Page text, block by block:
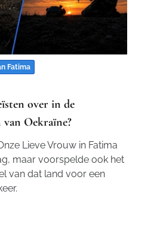
Fatima
over in de
Oekraïne?
Lieve Vrouw in Fatima
maar voorspelde ook het
van dat land voor een